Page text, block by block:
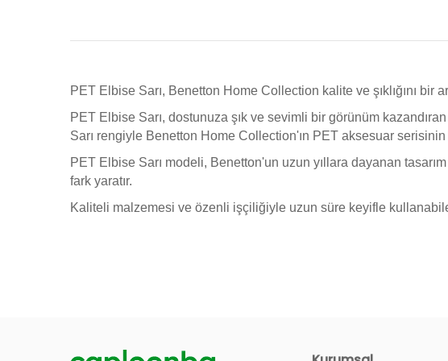
PET Elbise Sarı, Benetton Home Collection kalite ve şıklığını
PET Elbise Sarı, dostunuza şık ve sevimli bir görünüm
Sarı rengiyle Benetton Home Collection'ın PET aksesuar serisinin
PET Elbise Sarı modeli, Benetton'un uzun yıllara dayanan
fark yaratır.
Kaliteli malzemesi ve özenli işçiliğiyle uzun süre keyifle